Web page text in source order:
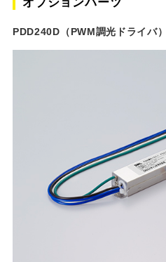
PDD240D（PWM調光ドライバ）